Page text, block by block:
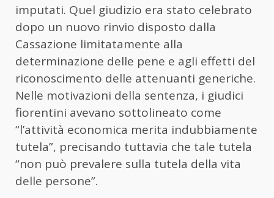
imputati. Quel giudizio era stato celebrato
dopo un nuovo rinvio disposto dalla
Cassazione limitatamente alla
determinazione delle pene e agli effetti del
riconoscimento delle attenuanti generiche.
Nelle motivazioni della sentenza, i giudici
fiorentini avevano sottolineato come
“l’attività economica merita indubbiamente
tutela”, precisando tuttavia che tale tutela
“non può prevalere sulla tutela della vita
delle persone”.